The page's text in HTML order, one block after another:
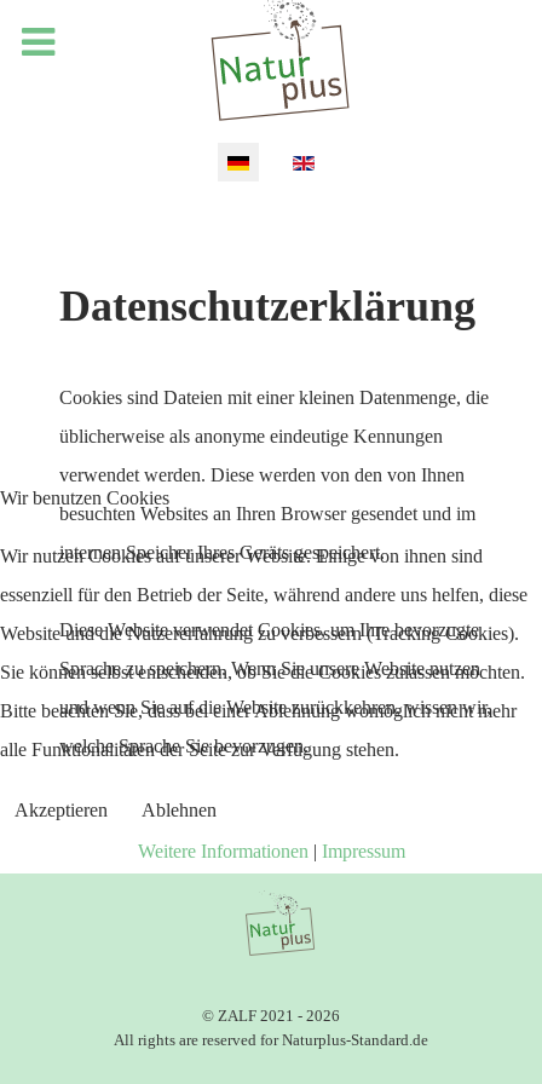
Datenschutzerklärung
Cookies sind Dateien mit einer kleinen Datenmenge, die
üblicherweise als anonyme eindeutige Kennungen
verwendet werden. Diese werden von den von Ihnen
besuchten Websites an Ihren Browser gesendet und im
internen Speicher Ihres Geräts gespeichert.
Diese Website verwendet Cookies, um Ihre bevorzugte
Sprache zu speichern. Wenn Sie unsere Website nutzen
und wenn Sie auf die Website zurückkehren, wissen wir,
welche Sprache Sie bevorzugen.
© ZALF 2021 - 2026
All rights are reserved for Naturplus-Standard.de
Wir benutzen Cookies
Wir nutzen Cookies auf unserer Website. Einige von ihnen sind
essenziell für den Betrieb der Seite, während andere uns helfen, diese
Website und die Nutzererfahrung zu verbessern (Tracking Cookies).
Sie können selbst entscheiden, ob Sie die Cookies zulassen möchten.
Bitte beachten Sie, dass bei einer Ablehnung womöglich nicht mehr
alle Funktionalitäten der Seite zur Verfügung stehen.
Akzeptieren
Ablehnen
Weitere Informationen | Impressum